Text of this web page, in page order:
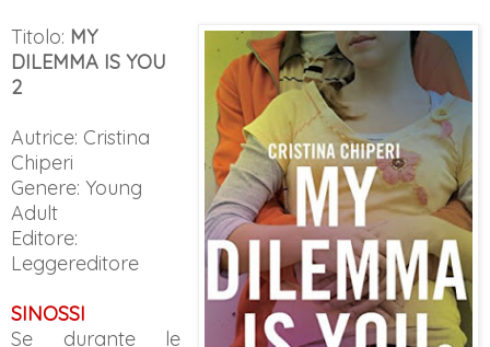
Titolo: MY
DILEMMA IS YOU
2
Autrice: Cristina
Chiperi
Genere: Young
Adult
Editore:
Leggereditore
SINOSSI
Se durante le